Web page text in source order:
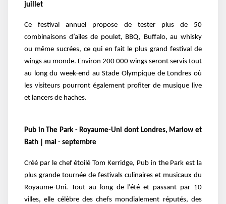
juillet
Ce festival annuel propose de tester plus de 50
combinaisons d’ailes de poulet, BBQ, Buffalo, au whisky
ou même sucrées, ce qui en fait le plus grand festival de
wings au monde. Environ 200 000 wings seront servis tout
au long du week-end au Stade Olympique de Londres où
les visiteurs pourront également profiter de musique live
et lancers de haches.
Pub in The Park - Royaume-Uni dont Londres, Marlow et
Bath | mai - septembre
Créé par le chef étoilé Tom Kerridge, Pub in the Park est la
plus grande tournée de festivals culinaires et musicaux du
Royaume-Uni. Tout au long de l’été et passant par 10
villes, elle célèbre des chefs mondialement réputés, des